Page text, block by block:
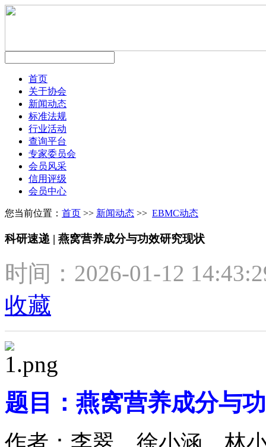
首页
关于协会
新闻动态
标准法规
行业活动
查询平台
专家委员会
会员风采
信用评级
会员中心
您当前位置： 首页 >> 新闻动态 >> EBMC动态
科研速递 | 燕窝营养成分与功效研究现状
时间：2026-01-12
收藏
题目：燕窝营养成分与